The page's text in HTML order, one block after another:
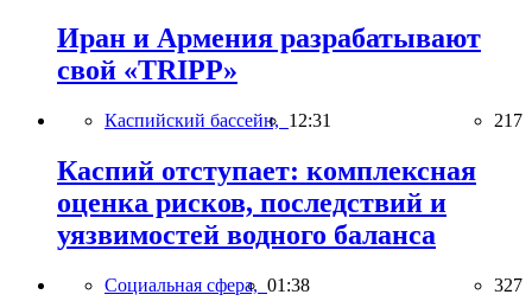
Иран и Армения разрабатывают
свой «TRIPP»
Каспийский бассейн, 12:31 217
Каспий отступает: комплексная
оценка рисков, последствий и
уязвимостей водного баланса
Социальная сфера, 01:38 327